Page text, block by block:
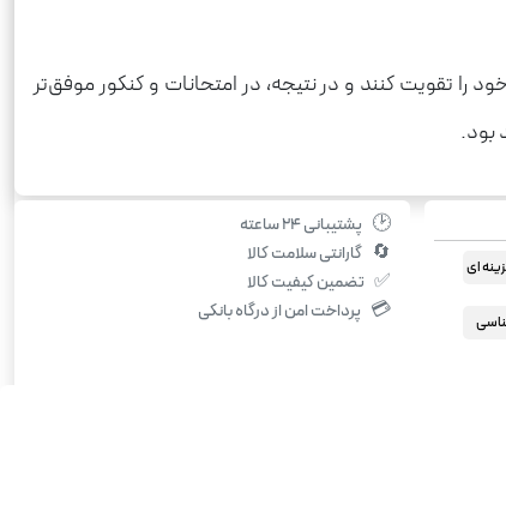
تقویت کنند و در نتیجه، در امتحانات و کنکور موفق‌تر
بود.
ای
🕑 پشتیبانی ۲۴ ساعته
🔄 گارانتی سلامت کالا
✅ تضمین کیفیت کالا
💳 پرداخت امن از درگاه بانکی